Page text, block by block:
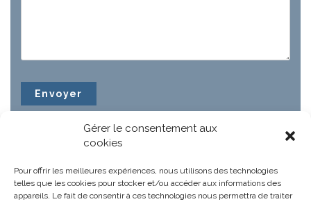
Gérer le consentement aux
cookies
Pour offrir les meilleures expériences, nous utilisons des technologies
telles que les cookies pour stocker et/ou accéder aux informations des
appareils. Le fait de consentir à ces technologies nous permettra de traiter